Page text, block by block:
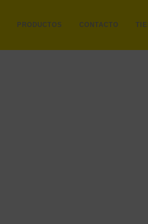
PRODUCTOS CONTACTO